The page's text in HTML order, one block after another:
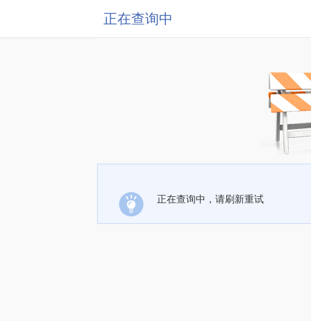
正在查询中
正在查询中，请刷新重试